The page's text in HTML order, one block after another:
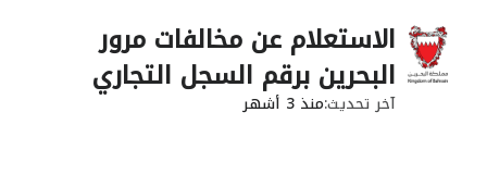
الاستعلام عن مخالفات مرور
البحرين برقم السجل التجاري
آخر تحديثمنذ 3 أشهر